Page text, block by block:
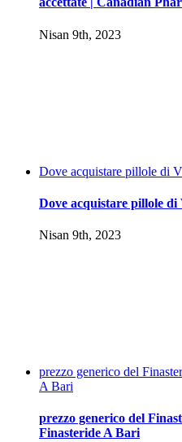
Nisan 9th, 2023
Dove acquistare pillole di
Dove acquistare pillole
Nisan 9th, 2023
prezzo generico del
A Bari
prezzo generico del
Finasteride A Bari